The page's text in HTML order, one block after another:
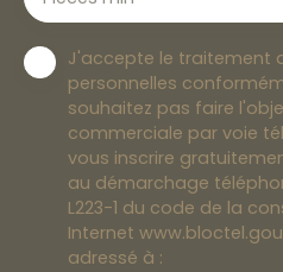
J'accepte le traitement
personnelles
souhaitez pas faire
commerciale par voie
vous inscrire
au démarchage
L223-1 du code de la
Internet
adressé à :